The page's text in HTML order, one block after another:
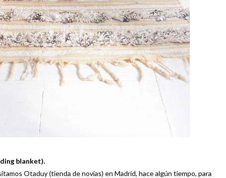
blanket).
Otaduy (tienda de novias) en Madrid, hace algún tiempo, para